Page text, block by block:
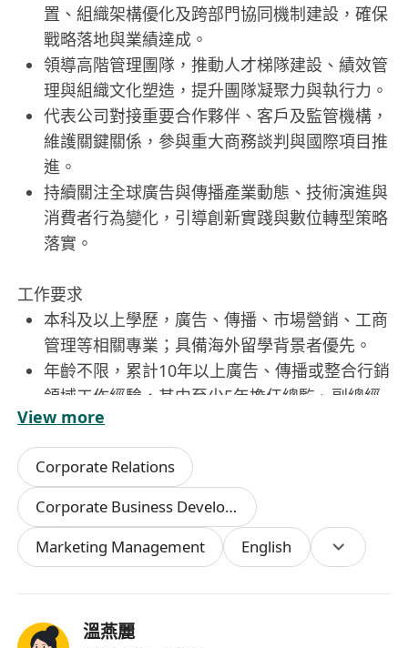
置、組織架構優化及跨部門協同機制建設，確保
戰略落地與業績達成。
領導高階管理團隊，推動人才梯隊建設、績效管
理與組織文化塑造，提升團隊凝聚力與執行力。
代表公司對接重要合作夥伴、客戶及監管機構，
維護關鍵關係，參與重大商務談判與國際項目推
進。
持續關注全球廣告與傳播產業動態、技術演進與
消費者行為變化，引導創新實踐與數位轉型策略
落實。
工作要求
本科及以上學歷，廣告、傳播、市場營銷、工商
管理等相關專業；具備海外留學背景者優先。
年齡不限，累計10年以上廣告、傳播或整合行銷
領域工作經驗，其中至少5年擔任總監、副總經
理或同等級別高階管理職務。
具備跨國企業工作經歷，或曾主導至少一項具規
模之國際項目從策劃至落地全過程，熟悉多市場
協作模式與合規要求。
具備出色的戰略思維與商業洞察力，能獨立制定
可執行的發展藍圖，並有效分解目標、督導落
實。
達與書面溝通能力，能勝任跨文化團隊管理與國
View more
Corporate Relations
Corporate Business Development
Marketing Management
English
溫燕麗